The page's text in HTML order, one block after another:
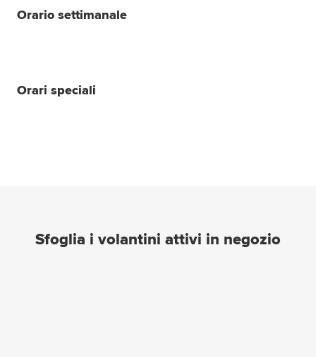
Orario settimanale
Orari speciali
Sfoglia i volantini attivi in negozio